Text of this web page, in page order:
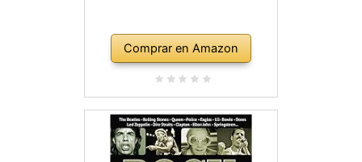
Comprar en Amazon